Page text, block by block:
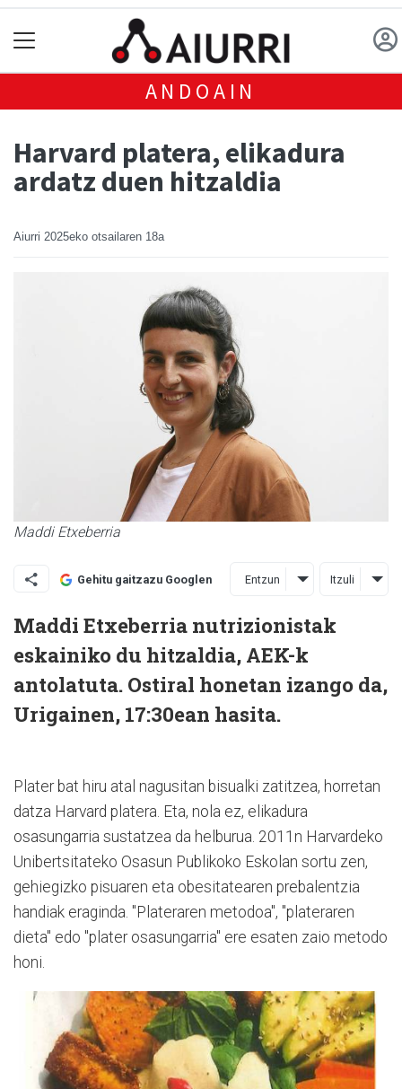
ANDOAIN
Harvard platera, elikadura
ardatz duen hitzaldia
Aiurri 2025eko otsailaren 18a
Maddi Etxeberria
Gehitu gaitzazu Googlen Entzun Itzuli
Maddi Etxeberria nutrizionistak
eskainiko du hitzaldia, AEK-k
antolatuta. Ostiral honetan izango da,
Urigainen, 17:30ean hasita.
Plater bat hiru atal nagusitan bisualki zatitzea, horretan
datza Harvard platera. Eta, nola ez, elikadura
osasungarria sustatzea da helburua. 2011n Harvardeko
Unibertsitateko Osasun Publikoko Eskolan sortu zen,
gehiegizko pisuaren eta obesitatearen prebalentzia
handiak eraginda. "Plateraren metodoa", "plateraren
dieta" edo "plater osasungarria" ere esaten zaio metodo
honi.